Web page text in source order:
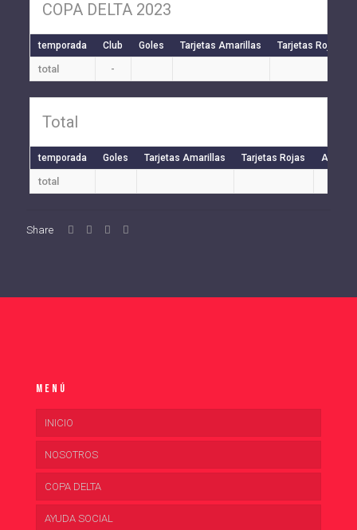
COPA DELTA 2023
temporada Club Goles Tarjetas Amarillas Tarjetas Rojas
total -
Total
temporada Goles Tarjetas Amarillas Tarjetas Rojas Auto
total
Share
Menú
INICIO
NOSOTROS
COPA DELTA
AYUDA SOCIAL